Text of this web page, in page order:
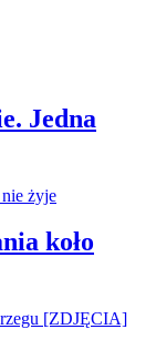
Jedna
koło